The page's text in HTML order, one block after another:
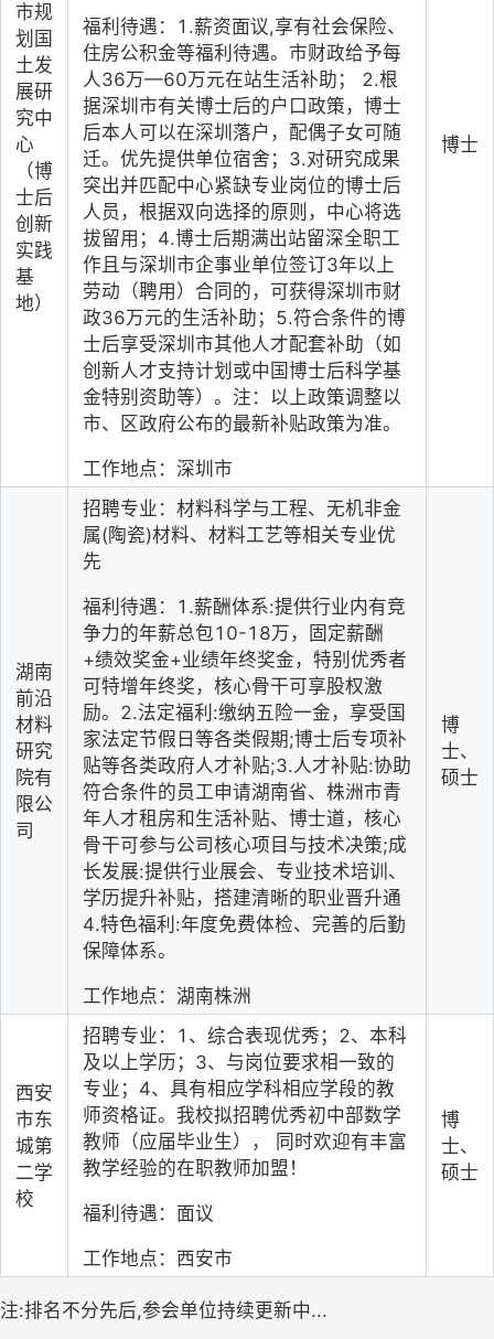
市规
划国
土发
展研
究中
心
（博
士后
创新
实践
基
地）
福利待遇：1.薪资面议,享有社会保险、
住房公积金等福利待遇。市财政给予每
人36万—60万元在站生活补助； 2.根
据深圳市有关博士后的户口政策，博士
后本人可以在深圳落户，配偶子女可随
迁。优先提供单位宿舍；3.对研究成果
突出并匹配中心紧缺专业岗位的博士后
人员，根据双向选择的原则，中心将选
拔留用；4.博士后期满出站留深全职工
作且与深圳市企事业单位签订3年以上
劳动（聘用）合同的，可获得深圳市财
政36万元的生活补助；5.符合条件的博
士后享受深圳市其他人才配套补助（如
创新人才支持计划或中国博士后科学基
金特别资助等）。注：以上政策调整以
市、区政府公布的最新补贴政策为准。
工作地点：深圳市
博士
湖南
前沿
材料
研究
院有
限公
司
招聘专业：材料科学与工程、无机非金
属(陶瓷)材料、材料工艺等相关专业优
先
福利待遇：1.薪酬体系:提供行业内有竞
争力的年薪总包10-18万，固定薪酬
+绩效奖金+业绩年终奖金，特别优秀者
可特增年终奖，核心骨干可享股权激
励。2.法定福利:缴纳五险一金，享受国
家法定节假日等各类假期;博士后专项补
贴等各类政府人才补贴;3.人才补贴:协助
符合条件的员工申请湖南省、株洲市青
年人才租房和生活补贴、博士道，核心
骨干可参与公司核心项目与技术决策;成
长发展:提供行业展会、专业技术培训、
学历提升补贴，搭建清晰的职业晋升通
4.特色福利:年度免费体检、完善的后勤
保障体系。
工作地点：湖南株洲
博
士、
硕士
西安
市东
城第
二学
校
招聘专业：1、综合表现优秀；2、本科
及以上学历；3、与岗位要求相一致的
专业；4、具有相应学科相应学段的教
师资格证。我校拟招聘优秀初中部数学
教师（应届毕业生）， 同时欢迎有丰富
教学经验的在职教师加盟！
福利待遇：面议
工作地点：西安市
博
士、
硕士
注:排名不分先后,参会单位持续更新中...